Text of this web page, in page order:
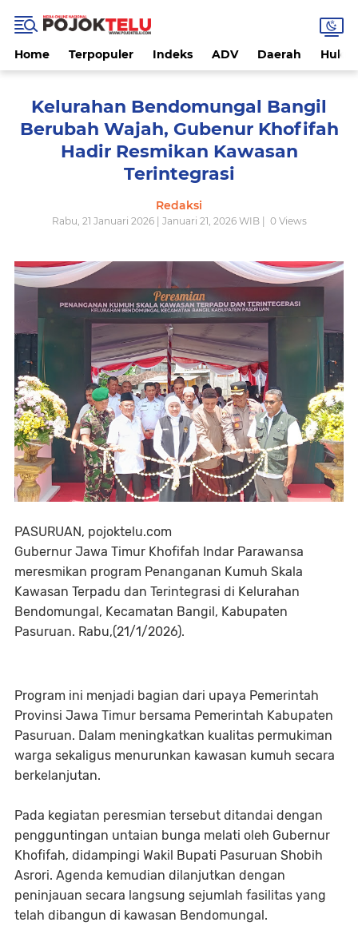
Home Terpopuler Indeks ADV Daerah
Kelurahan Bendomungal Bangil
Berubah Wajah, Gubenur Khofifah
Hadir Resmikan Kawasan
Terintegrasi
Redaksi
Rabu, 21 Januari 2026 | Januari 21, 2026 WIB | 0Views
PASURUAN, pojoktelu.com
Gubernur Jawa Timur Khofifah Indar Parawansa
meresmikan program Penanganan Kumuh Skala
Kawasan Terpadu dan Terintegrasi di Kelurahan
Bendomungal, Kecamatan Bangil, Kabupaten
Pasuruan. Rabu,(21/1/2026).
Program ini menjadi bagian dari upaya Pemerintah
Provinsi Jawa Timur bersama Pemerintah Kabupaten
Pasuruan. Dalam meningkatkan kualitas permukiman
warga sekaligus menurunkan kawasan kumuh secara
berkelanjutan.
Pada kegiatan peresmian tersebut ditandai dengan
pengguntingan untaian bunga melati oleh Gubernur
Khofifah, didampingi Wakil Bupati Pasuruan Shobih
Asrori. Agenda kemudian dilanjutkan dengan
peninjauan secara langsung sejumlah fasilitas yang
telah dibangun di kawasan Bendomungal.